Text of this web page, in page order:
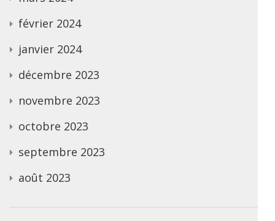
février 2024
janvier 2024
décembre 2023
novembre 2023
octobre 2023
septembre 2023
août 2023